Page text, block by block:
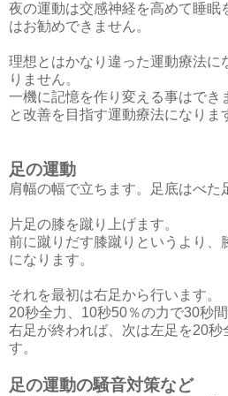
夜の運動は交感神経を高めて睡
はお勧めできません。
理想とはかなり違った運動療法
りません。
一機に記憶を作り変える事はでき
と改善を目指す運動療法になりま
足の運動
肩幅の幅で立ちます。足底はべた
片足の膝を蹴り上げます。
前に蹴りだす膝蹴りというより、
になります。
それを最初は右足から行います。
20秒全力、10秒50％の力で30秒
右足が終われば、次は左足を20秒
す。
足の運動の騒音対策など